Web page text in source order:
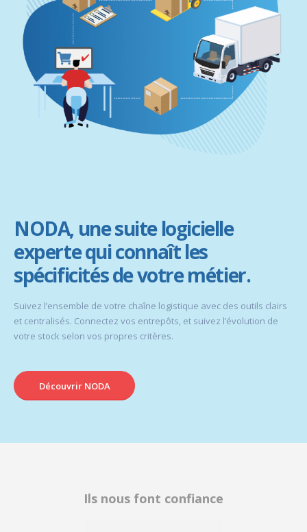
NODA, une suite logicielle
experte qui connaît les
spécificités de votre métier.
Suivez l’ensemble de votre chaîne logistique avec des outils clairs
et centralisés. Connectez vos entrepôts, et suivez l’évolution de
votre stock selon vos propres critères.
Découvrir NODA
Ils nous font confiance